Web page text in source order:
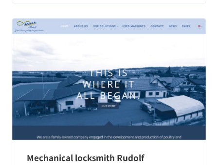
Mechanical locksmith Rudolf